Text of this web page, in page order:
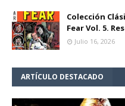
Colección
Fear Vol. 5.
Julio 16, 2026
ARTÍCULO DESTACADO